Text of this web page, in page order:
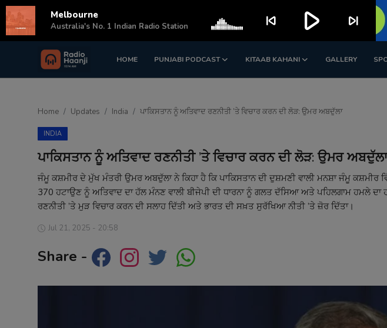
HOME PUNJABI PODCAST KITAAB KAHANI GALLERY
Login Register
Punjabi Podcast
Kitaab Kahani
Sponsors
Matrimonial
Home Updates India ਪਾਕਿਸਤਾਨ ਨੂੰ ਅਤਿਵਾਦ ਰਣਨੀਤੀ ’ਤੇ ਵਿਚਾਰ ਕਰਨ ਦੀ ਲੋੜ: ਉਮਰ ਅਬਦੁੱਲਾ
INDIA
ਪਾਕਿਸਤਾਨ ਨੂੰ ਅਤਿਵਾਦ ਰਣਨੀਤੀ ’ਤੇ ਵਿਚਾਰ ਕਰਨ ਦੀ ਲੋੜ: ਉਮਰ ਅਬਦੁੱਲਾ
ਜੰਮੂ ਕਸ਼ਮੀਰ ਦੇ ਮੁੱਖ ਮੰਤਰੀ ਉਮਰ ਅਬਦੁੱਲਾ ਨੇ ਕਿਹਾ ਹੈ ਕਿ ਪਾਕਿਸਤਾਨ ਦੀ ਦੁਸ਼ਮਣੀ ਵਾਲੀ ਮਨਸ਼ਾ ਜੰਮੂ ਕਸ਼ਮੀਰ
370 ਹਟਾਉਣ ਨੂੰ ਅਤਿਵਾਦ ਦਾ ਹੱਲ ਮੰਨਣ ਵਾਲੀ ਬੀਜੇਪੀ ਦੀ ਧਾਰਨਾ ਨੂੰ ਗਲਤ ਦੱਸਿਆ ਅਤੇ ਪਹਿਲਗਾਮ ਹਮਲੇ ਦਾ
ਰਣਨੀਤੀ ’ਤੇ ਮੁੜ ਵਿਚਾਰ ਕਰਨ ਦੀ ਸਲਾਹ ਦਿੱਤੀ ਅਤੇ ਭਾਰਤ ਦੀ ਸਖ਼ਤ ਸੁਰੱਖਿਆ ਨੀਤੀ ’ਤੇ ਜ਼ੋਰ ਦਿੱਤਾ।
Jul 21, 2025 - 20:58
Share -
Melbourne
Australia's No. 1 Indian Radio Station skip_previous play_arrow skip_next